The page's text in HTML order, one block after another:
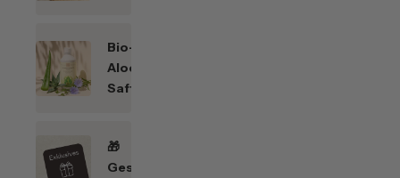
Bio-
Aloe
Saft
🎁
Geschenkefinder